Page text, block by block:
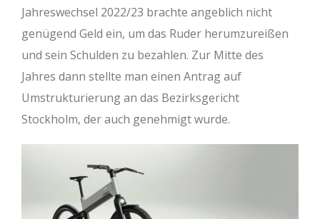
Jahreswechsel 2022/23 brachte angeblich nicht
genügend Geld ein, um das Ruder herumzureißen
und sein Schulden zu bezahlen. Zur Mitte des
Jahres dann stellte man einen Antrag auf
Umstrukturierung an das Bezirksgericht
Stockholm, der auch genehmigt wurde.